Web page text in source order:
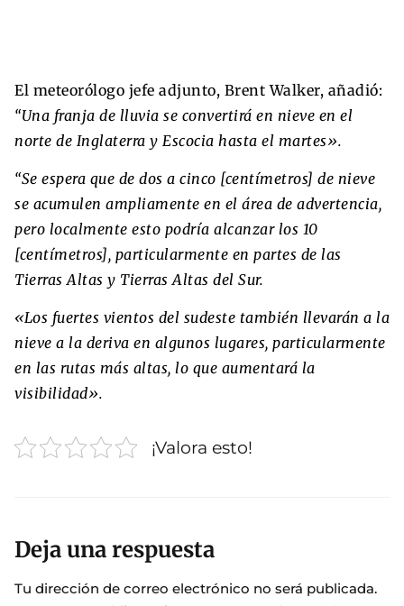
El meteorólogo jefe adjunto, Brent Walker, añadió:
“Una franja de lluvia se convertirá en nieve en el
norte de Inglaterra y Escocia hasta el martes».
“Se espera que de dos a cinco [centímetros] de nieve
se acumulen ampliamente en el área de advertencia,
pero localmente esto podría alcanzar los 10
[centímetros], particularmente en partes de las
Tierras Altas y Tierras Altas del Sur.
«Los fuertes vientos del sudeste también llevarán a la
nieve a la deriva en algunos lugares, particularmente
en las rutas más altas, lo que aumentará la
visibilidad».
¡Valora esto!
Deja una respuesta
Tu dirección de correo electrónico no será publicada.